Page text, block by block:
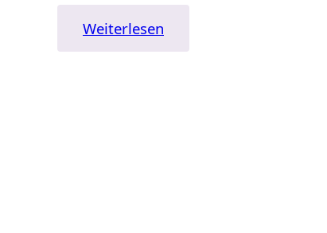
Weiterlesen
Auf